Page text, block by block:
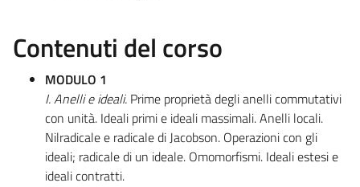
Contenuti del corso
MODULO 1
I. Anelli e ideali. Prime proprietà degli anelli commutativi
con unità. Ideali primi e ideali massimali. Anelli locali.
Nilradicale e radicale di Jacobson. Operazioni con gli
ideali; radicale di un ideale. Omomorfismi. Ideali estesi e
ideali contratti.